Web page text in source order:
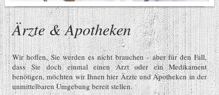
Ärzte & Apotheken
Wir hoffen, Sie werden es nicht brauchen - aber für den Fall,
dass Sie doch einmal einen Arzt oder ein Medikament
benötigen, möchten wir Ihnen hier Ärzte und Apotheken in der
unmittelbaren Umgebung bereit stellen.